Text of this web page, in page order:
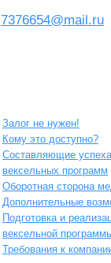
7376654@mail.ru
Залог не нужен!
Кому это доступно?
Составляющие успеха
вексельных программ
Оборотная сторона
Дополнительные
Подготовка и
вексельной
Требования к